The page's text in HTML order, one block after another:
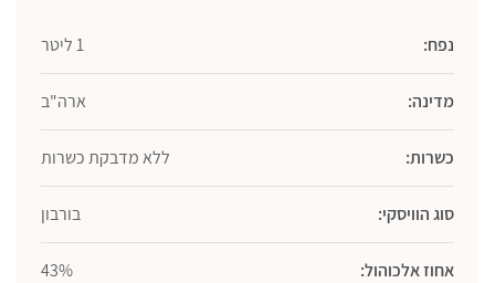
נפח: 1 ליטר
מדינה: ארה"ב
כשרות: ללא מדבקת כשרות
סוג הוויסקי: בורבון
אחוז אלכוהול: 43%